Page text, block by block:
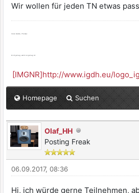
Wir wollen für jeden TN etwas
Viele Grüße, Thomas
Es ist genug, wenn es genug ist.
[IMGNR]http://www.igdh.eu/
Homepage Suchen
Olaf_HH
Posting Freak
06.09.2017, 08:36
Hi, ich würde gerne Teilnehmen,